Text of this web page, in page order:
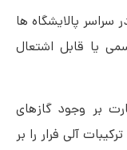
پالایشگاه ها
یا قابل اشتعال
بر وجود گازهای
آلی فرار را بر